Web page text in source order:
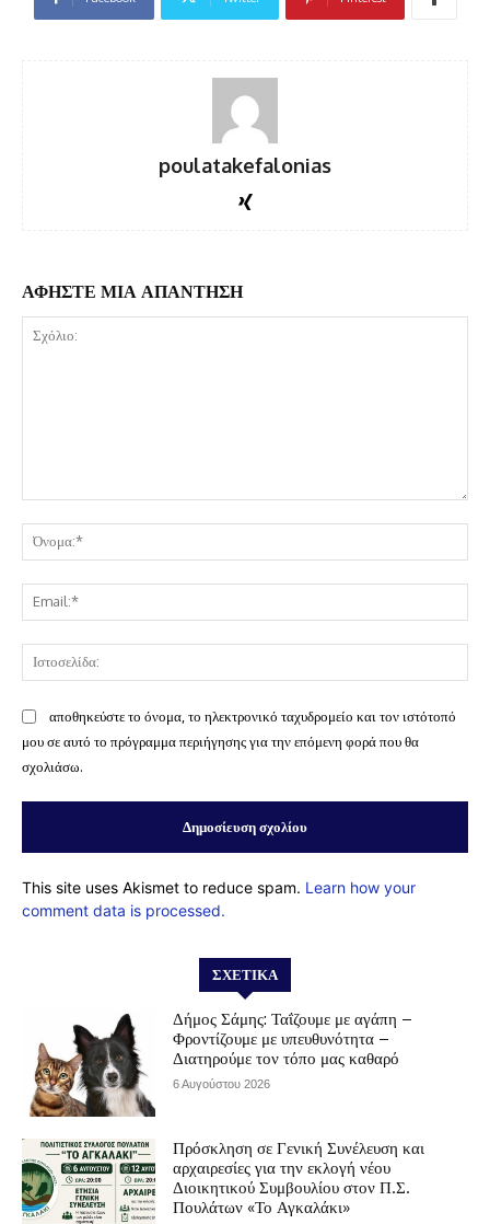
poulatakefalonias
ΑΦΗΣΤΕ ΜΙΑ ΑΠΑΝΤΗΣΗ
αποθηκεύστε το όνομα, το ηλεκτρονικό ταχυδρομείο και τον ιστότοπό
μου σε αυτό το πρόγραμμα περιήγησης για την επόμενη φορά που θα
σχολιάσω.
This site uses Akismet to reduce spam. Learn how your
comment data is processed.
ΣΧΕΤΙΚΆ
Δήμος Σάμης: Ταΐζουμε με αγάπη –
Φροντίζουμε με υπευθυνότητα –
Διατηρούμε τον τόπο μας καθαρό
6 Αυγούστου 2026
Πρόσκληση σε Γενική Συνέλευση και
αρχαιρεσίες για την εκλογή νέου
Διοικητικού Συμβουλίου στον Π.Σ.
Πουλάτων «Το Αγκαλάκι»